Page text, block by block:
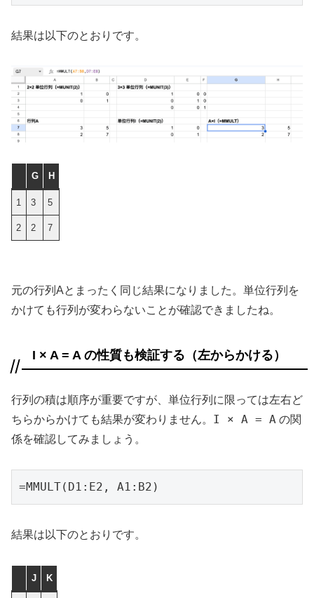
結果は以下のとおりです。
G H
1 3 5
2 2 7
元の行列Aとまったく同じ結果になりました。単位行列を
かけても行列が変わらないことが確認できましたね。
I × A = A の性質も検証する（左からかける）
行列の積は順序が重要ですが、単位行列に限っては左右ど
ちらからかけても結果が変わりません。 I × A = A の関
係を確認してみましょう。
=MMULT(D1:E2, A1:B2)
結果は以下のとおりです。
J K